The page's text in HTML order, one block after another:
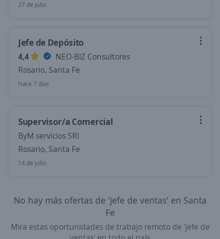
27 de julio
Jefe de Depósito
4,4
NEO-BIZ Consultores
Rosario, Santa Fe
Hace 7 días
Supervisor/a Comercial
ByM servicios SRl
Rosario, Santa Fe
14 de julio
No hay más ofertas de 'jefe de ventas' en Santa
Fe
Mira estas oportunidades de trabajo remoto de 'jefe de